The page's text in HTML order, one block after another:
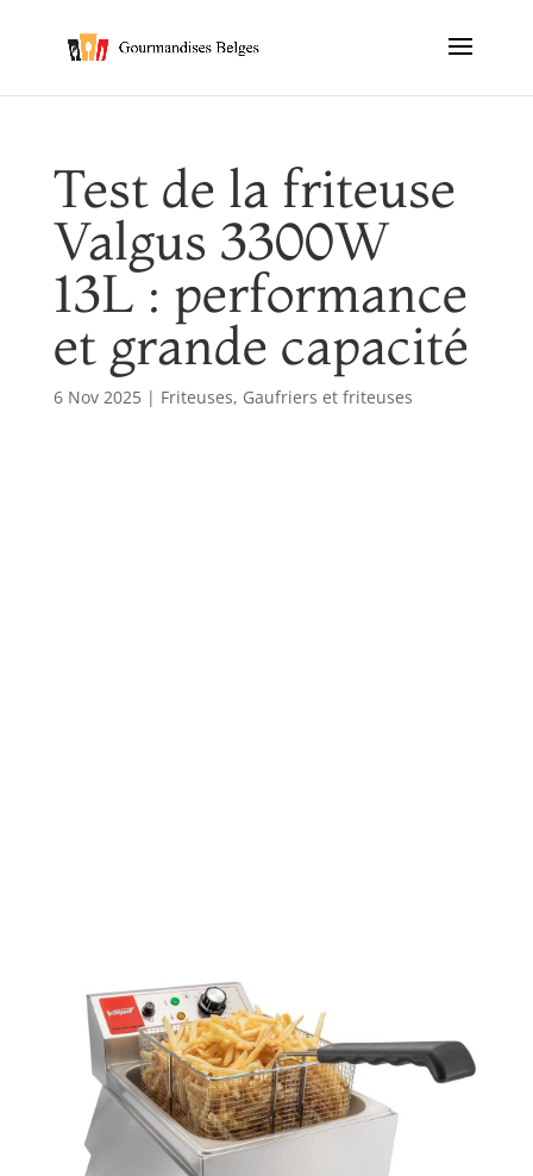
Test de la friteuse
Valgus 3300W
13L : performance
et grande capacité
6 Nov 2025| Friteuses, Gaufriers et friteuses